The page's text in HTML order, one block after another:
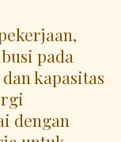
pada
kapasitas
dengan